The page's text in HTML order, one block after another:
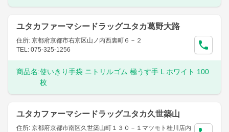
ユタカファーマシードラッグユタカ葛野大路
住所: 京都府京都市右京区山ノ内西裏町６－２
TEL: 075-325-1256
商品名:使いきり手袋 ニトリルゴム 極うす手 L ホワイト 100
枚
ユタカファーマシードラッグユタカ久世築山
住所: 京都府京都市南区久世築山町１３０－１マツモト桂川店内